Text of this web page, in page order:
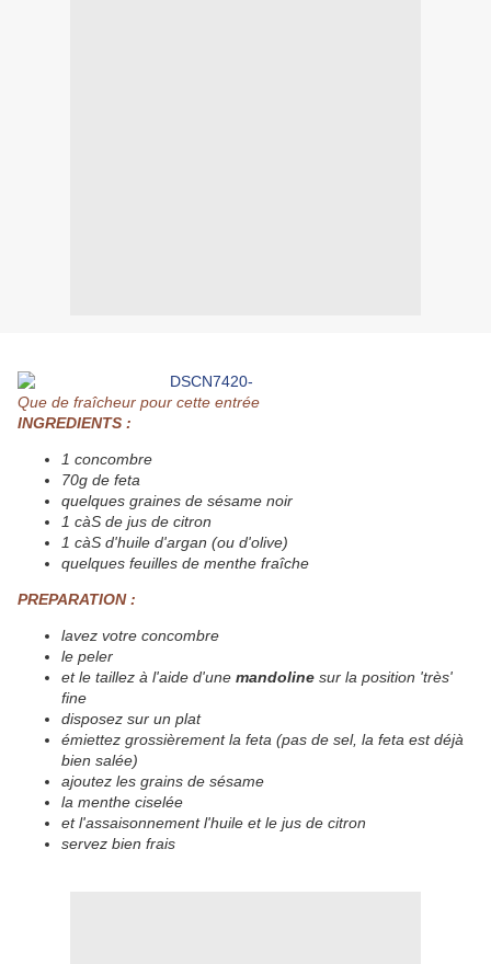
Que de fraîcheur pour cette entrée
INGREDIENTS :
1 concombre
70g de feta
quelques graines de sésame noir
1 càS de jus de citron
1 càS d'huile d'argan (ou d'olive)
quelques feuilles de menthe fraîche
PREPARATION :
lavez votre concombre
le peler
et le taillez à l'aide d'une mandoline sur la position 'très'
fine
disposez sur un plat
émiettez grossièrement la feta (pas de sel, la feta est déjà
bien salée)
ajoutez les grains de sésame
la menthe ciselée
et l'assaisonnement l'huile et le jus de citron
servez bien frais